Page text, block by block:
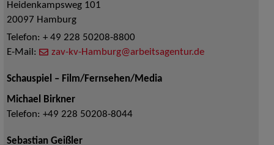
Heidenkampsweg 101
20097 Hamburg
Telefon: + 49 228 50208-8800
E-Mail:
zav-kv-Hamburg@arbeitsagentur.de
Schauspiel – Film/Fernsehen/Media
Michael Birkner
Telefon: +49 228 50208-8044
Sebastian Geißler